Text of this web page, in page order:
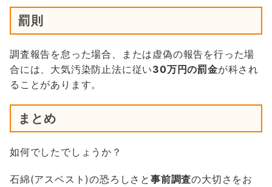
罰則
調査報告を怠った場合、または虚偽の報告を行った場
合には、大気汚染防止法に従い30万円の罰金が科され
ることがあります。
まとめ
如何でしたでしょうか？
石綿(アスベスト)の恐ろしさと 事前調査の大切さをお